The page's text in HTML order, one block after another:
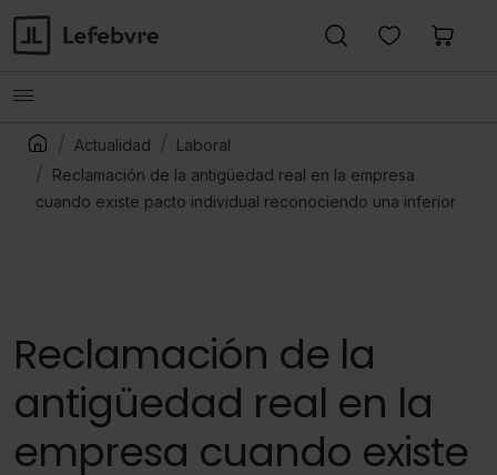
Actualidad
Laboral
Reclamación de la antigüedad real en la empresa
cuando existe pacto individual reconociendo una inferior
Reclamación de la
antigüedad real en la
empresa cuando existe